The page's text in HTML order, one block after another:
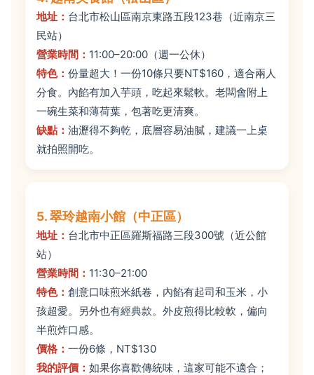
地址： 台北市松山區南京東路五段123巷（近南京三
民站）
營業時間： 11:00–20:00（週一公休）
特色： 份量超大！一份10條只要NT$160，適合兩人
分食。內餡有加入芋頭，吃起來鬆軟。老闆會附上
一碗生菜和薄荷葉，包著吃更清爽。
缺點： 油瀝得不夠乾，底層容易油膩，建議一上桌
就拍照開吃。
5. 翠玲越南小館（中正區）
地址： 台北市中正區羅斯福路三段300號（近公館
站）
營業時間： 11:30–21:00
特色： 創意口味煎米紙卷，內餡有起司和玉米，小
孩超愛。另外也有經典款。外皮煎得比較軟，偏向
半煎炸口感。
價格： 一份6條，NT$130
我的評價： 如果你喜歡傳統味，這家可能不適合；